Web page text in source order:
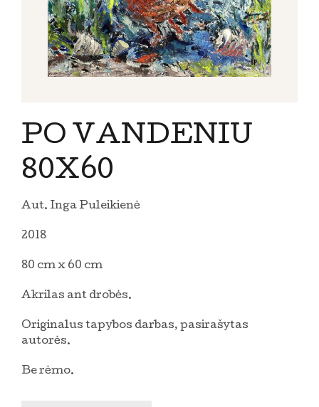
PO VANDENIU
80X60
Aut. Inga Puleikienė
2018
80 cm x 60 cm
Akrilas ant drobės.
Originalus tapybos darbas, pasirašytas
autorės.
Be rėmo.